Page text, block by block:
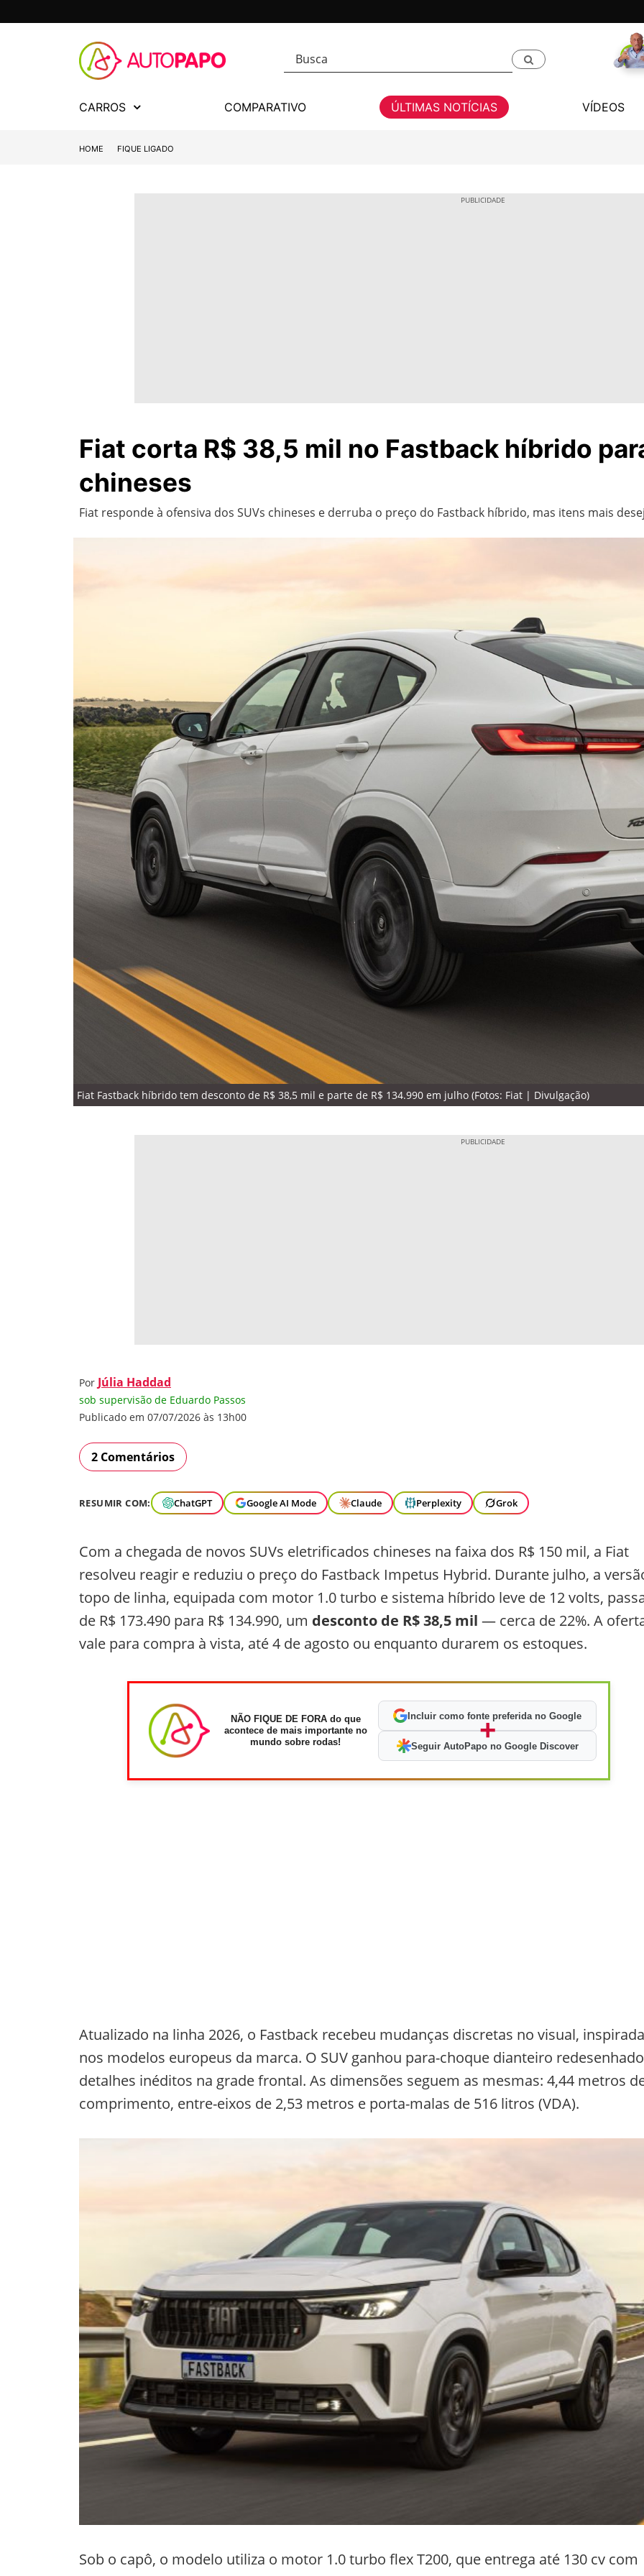
CARROS COMPARATIVO ÚLTIMAS NOTÍCIAS VÍDEOS
HOME FIQUE LIGADO
Fiat corta R$ 38,5 mil no Fastback híbrido
chineses
Fiat responde à ofensiva dos SUVs chineses e derruba o preço do Fastback híbrido, mas itens mais
Fiat Fastback híbrido tem desconto de R$ 38,5 mil e parte de R$ 134.990 em julho (Fotos: Fiat | Divulgação)
Por Júlia Haddad
sob supervisão de Eduardo Passos
Publicado em 07/07/2026 às 13h00
2 Comentários
RESUMIR COM: ChatGPT Google AI Mode Claude Perplexity Grok
Com a chegada de novos SUVs eletrificados chineses na faixa dos R$ 150 mil, a Fiat
resolveu reagir e reduziu o preço do Fastback Impetus Hybrid. Durante julho, a
topo de linha, equipada com motor 1.0 turbo e sistema híbrido leve de 12 volts,
de R$ 173.490 para R$ 134.990, um desconto de R$ 38,5 mil — cerca de 22%. A
vale para compra à vista, até 4 de agosto ou enquanto durarem os estoques.
NÃO FIQUE DE FORA do que
acontece de mais importante no
mundo sobre rodas!
Incluir como fonte preferida no Google
+
Seguir AutoPapo no Google Discover
Atualizado na linha 2026, o Fastback recebeu mudanças discretas no visual,
nos modelos europeus da marca. O SUV ganhou para-choque dianteiro
detalhes inéditos na grade frontal. As dimensões seguem as mesmas: 4,44 metros
comprimento, entre-eixos de 2,53 metros e porta-malas de 516 litros (VDA).
Sob o capô, o modelo utiliza o motor 1.0 turbo flex T200, que entrega até 130 cv com